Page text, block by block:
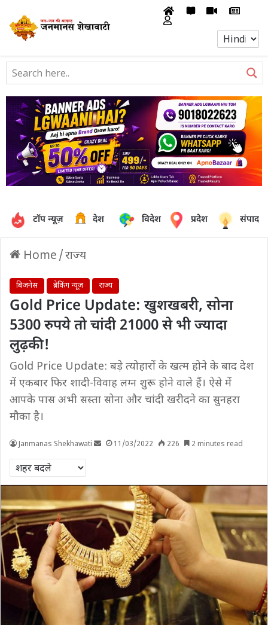
टॉप न्यूज़ देश विदेश प्रदेश
Home /राज्य
बिजनेस ब्रेकिंग न्यूज़ राज्य
Gold Price Update: खुशखबरी, सोना
5300 रुपये तो चांदी 21000 से भी ज्यादा
लुढ़की!
Gold Price Update: बड़े त्योहारों के खत्म होने के बाद देश
में एकबार फिर शादी-विवाह लग्न शुरू होने वाले हैं। ऐसे में
आपके पास अभी सस्ता सोना और चांदी खरीदने का सुनहरा
मौका है।
Janmanas Shekhawati 11/03/2022 226 2 minutes read